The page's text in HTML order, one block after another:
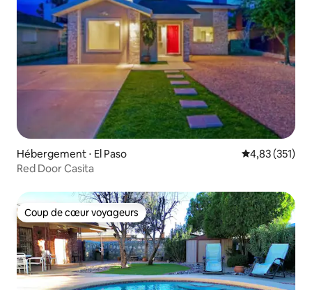
Hébergement ⋅ El Paso Évaluation
4,83 (351)
Red Door Casita
Coup de cœur voyageurs
Coup de cœur voyageurs